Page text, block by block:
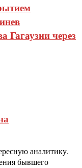
Гагаузии через
аналитику,
бывшего